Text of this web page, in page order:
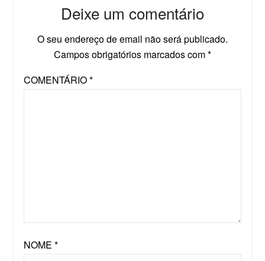
Deixe um comentário
O seu endereço de email não será publicado.
Campos obrigatórios marcados com*
COMENTÁRIO*
NOME *